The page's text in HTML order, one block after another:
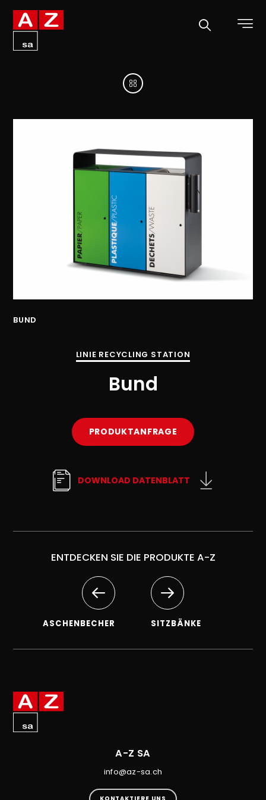
BUND
LINIE RECYCLING STATION
Bund
PRODUKTANFRAGE
DOWNLOAD DATENBLATT
ENTDECKEN SIE DIE PRODUKTE A-Z
ASCHENBECHER SITZBÄNKE
A-Z SA
info@az-sa.ch